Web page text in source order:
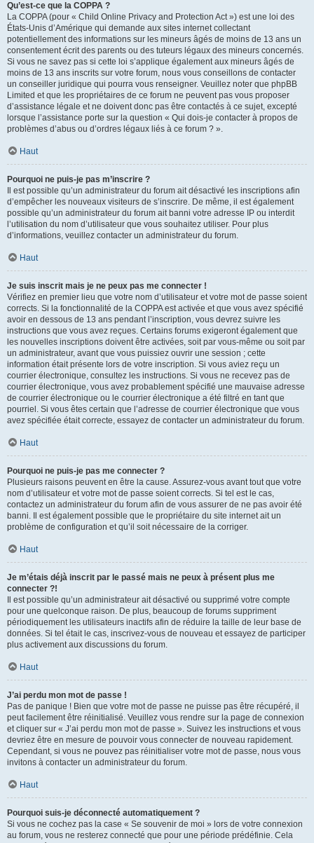
Qu’est-ce que la COPPA ?
La COPPA (pour « Child Online Privacy and Protection Act ») est une loi des
États-Unis d’Amérique qui demande aux sites internet collectant
potentiellement des informations sur les mineurs âgés de moins de 13 ans un
consentement écrit des parents ou des tuteurs légaux des mineurs concernés.
Si vous ne savez pas si cette loi s’applique également aux mineurs âgés de
moins de 13 ans inscrits sur votre forum, nous vous conseillons de contacter
un conseiller juridique qui pourra vous renseigner. Veuillez noter que phpBB
Limited et que les propriétaires de ce forum ne peuvent pas vous proposer
d’assistance légale et ne doivent donc pas être contactés à ce sujet, excepté
lorsque l’assistance porte sur la question « Qui dois-je contacter à propos de
problèmes d’abus ou d’ordres légaux liés à ce forum ? ».
Haut
Pourquoi ne puis-je pas m’inscrire ?
Il est possible qu’un administrateur du forum ait désactivé les inscriptions afin
d’empêcher les nouveaux visiteurs de s’inscrire. De même, il est également
possible qu’un administrateur du forum ait banni votre adresse IP ou interdit
l’utilisation du nom d’utilisateur que vous souhaitez utiliser. Pour plus
d’informations, veuillez contacter un administrateur du forum.
Haut
Je suis inscrit mais je ne peux pas me connecter !
Vérifiez en premier lieu que votre nom d’utilisateur et votre mot de passe soient
corrects. Si la fonctionnalité de la COPPA est activée et que vous avez spécifié
avoir en dessous de 13 ans pendant l’inscription, vous devrez suivre les
instructions que vous avez reçues. Certains forums exigeront également que
les nouvelles inscriptions doivent être activées, soit par vous-même ou soit par
un administrateur, avant que vous puissiez ouvrir une session ; cette
information était présente lors de votre inscription. Si vous aviez reçu un
courrier électronique, consultez les instructions. Si vous ne recevez pas de
courrier électronique, vous avez probablement spécifié une mauvaise adresse
de courrier électronique ou le courrier électronique a été filtré en tant que
pourriel. Si vous êtes certain que l’adresse de courrier électronique que vous
avez spécifiée était correcte, essayez de contacter un administrateur du forum.
Haut
Pourquoi ne puis-je pas me connecter ?
Plusieurs raisons peuvent en être la cause. Assurez-vous avant tout que votre
nom d’utilisateur et votre mot de passe soient corrects. Si tel est le cas,
contactez un administrateur du forum afin de vous assurer de ne pas avoir été
banni. Il est également possible que le propriétaire du site internet ait un
problème de configuration et qu’il soit nécessaire de la corriger.
Haut
Je m’étais déjà inscrit par le passé mais ne peux à présent plus me
connecter ?!
Il est possible qu’un administrateur ait désactivé ou supprimé votre compte
pour une quelconque raison. De plus, beaucoup de forums suppriment
périodiquement les utilisateurs inactifs afin de réduire la taille de leur base de
données. Si tel était le cas, inscrivez-vous de nouveau et essayez de participer
plus activement aux discussions du forum.
Haut
J’ai perdu mon mot de passe !
Pas de panique ! Bien que votre mot de passe ne puisse pas être récupéré, il
peut facilement être réinitialisé. Veuillez vous rendre sur la page de connexion
et cliquer sur « J’ai perdu mon mot de passe ». Suivez les instructions et vous
devriez être en mesure de pouvoir vous connecter de nouveau rapidement.
Cependant, si vous ne pouvez pas réinitialiser votre mot de passe, nous vous
invitons à contacter un administrateur du forum.
Haut
Pourquoi suis-je déconnecté automatiquement ?
Si vous ne cochez pas la case « Se souvenir de moi » lors de votre connexion
au forum, vous ne resterez connecté que pour une période prédéfinie. Cela